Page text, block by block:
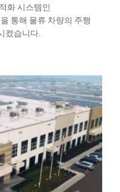
화 시스템인
통해 물류 차량의 주행
켰습니다.